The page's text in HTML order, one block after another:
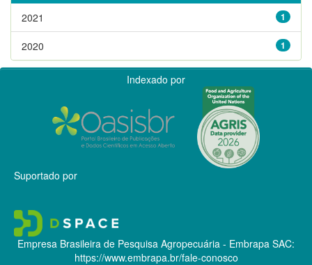
1
2021
1
2020
Indexado por
Suportado por
Empresa Brasileira de Pesquisa Agropecuária - Embrapa SAC:
https://www.embrapa.br/fale-conosco